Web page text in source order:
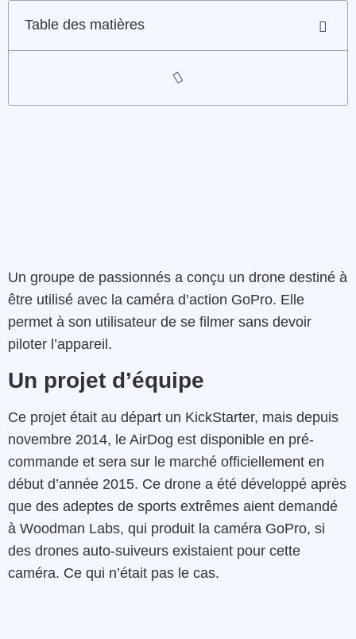
Table des matières
Un groupe de passionnés a conçu un drone destiné à
être utilisé avec la caméra d’action GoPro. Elle
permet à son utilisateur de se filmer sans devoir
piloter l’appareil.
Un projet d’équipe
Ce projet était au départ un KickStarter, mais depuis
novembre 2014, le AirDog est disponible en pré-
commande et sera sur le marché officiellement en
début d’année 2015. Ce drone a été développé après
que des adeptes de sports extrêmes aient demandé
à Woodman Labs, qui produit la caméra GoPro, si
des drones auto-suiveurs existaient pour cette
caméra. Ce qui n’était pas le cas.